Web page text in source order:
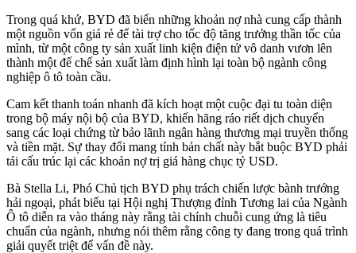
Trong quá khứ, BYD đã biến những khoản nợ nhà cung cấp thành
một nguồn vốn giá rẻ để tài trợ cho tốc độ tăng trưởng thần tốc của
mình, từ một công ty sản xuất linh kiện điện tử vô danh vươn lên
thành một đế chế sản xuất làm định hình lại toàn bộ ngành công
nghiệp ô tô toàn cầu.
Cam kết thanh toán nhanh đã kích hoạt một cuộc đại tu toàn diện
trong bộ máy nội bộ của BYD, khiến hãng ráo riết dịch chuyển
sang các loại chứng từ bảo lãnh ngân hàng thương mại truyền thống
và tiền mặt. Sự thay đổi mang tính bản chất này bắt buộc BYD phải
tái cấu trúc lại các khoản nợ trị giá hàng chục tỷ USD.
Bà Stella Li, Phó Chủ tịch BYD phụ trách chiến lược bành trướng
hải ngoại, phát biểu tại Hội nghị Thượng đỉnh Tương lai của Ngành
Ô tô diễn ra vào tháng này rằng tài chính chuỗi cung ứng là tiêu
chuẩn của ngành, nhưng nói thêm rằng công ty đang trong quá trình
giải quyết triệt để vấn đề này.